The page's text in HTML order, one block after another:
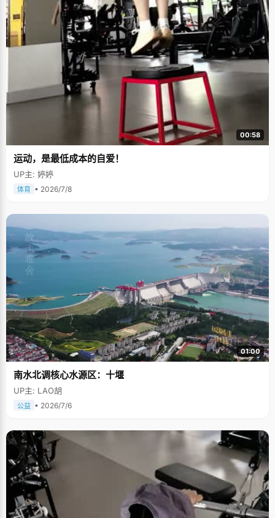
00:58
运动，是最低成本的自爱！
UP主: 婷婷
体育 • 2026/7/8
01:00
南水北调核心水源区：十堰
UP主: LAO胡
公益 • 2026/7/6